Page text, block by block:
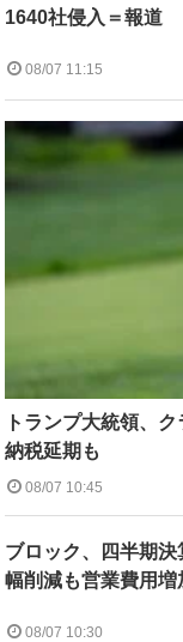
1640社侵入＝報道
08/07 11:15
トランプ大統領、
納税延期も
08/07 10:45
ブロック、四半期
幅削減も営業費用増
08/07 10:30